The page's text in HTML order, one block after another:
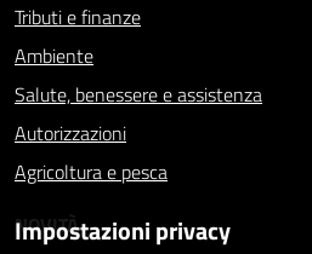
Tributi e finanze
Ambiente
Salute, benessere e assistenza
Autorizzazioni
Agricoltura e pesca
NOVITÀ
Impostazioni privacy